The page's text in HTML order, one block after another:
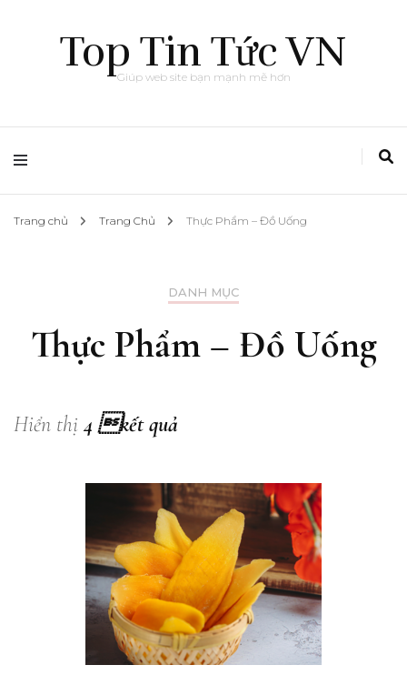
Top Tin Tức VN
Giúp web site bạn mạnh mẽ hơn
Trang chủ Trang Chủ Thực Phẩm – Đồ Uống
DANH MỤC
Thực Phẩm – Đồ Uống
Hiển thị 4 kết quả